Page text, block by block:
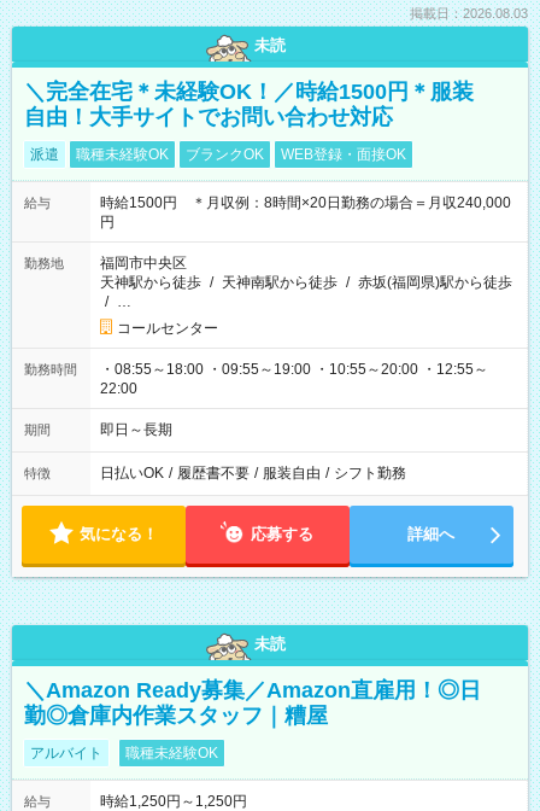
掲載日：2026.08.03
未読
＼完全在宅＊未経験OK！／時給1500円＊服装
自由！大手サイトでお問い合わせ対応
派遣 職種未経験OK ブランクOK WEB登録・面接OK
給与
時給1500円 ＊月収例：8時間×20日勤務の場合＝月収240,000
円
勤務地
福岡市中央区
天神駅から徒歩 / 天神南駅から徒歩 / 赤坂(福岡県)駅から徒歩
/ …
コールセンター
勤務時間
・08:55～18:00 ・09:55～19:00 ・10:55～20:00 ・12:55～
22:00
期間 即日～長期
特徴 日払いOK / 履歴書不要 / 服装自由 / シフト勤務
気になる！ 応募する 詳細へ
未読
＼Amazon Ready募集／Amazon直雇用！◎日
勤◎倉庫内作業スタッフ｜糟屋
アルバイト 職種未経験OK
給与
時給1,250円～1,250円